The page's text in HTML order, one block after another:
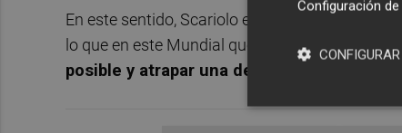
En este sentido, Scariolo espera que Pau
lo que en este Mundial que dará comienzo el 31
posible y atrapar una de las dos plazas que
Configuración
CONFIGURAR